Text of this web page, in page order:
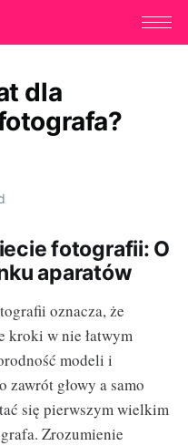
dla
fotografii: O
aparatów
oznacza, że
kroki w nie łatwym
modeli i
głowy a samo
się pierwszym wielkim
Zrozumienie